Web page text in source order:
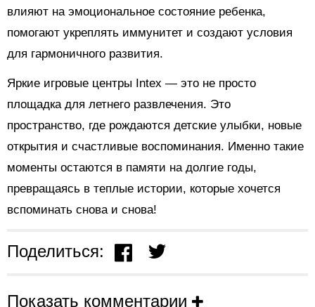
влияют на эмоциональное состояние ребенка,
помогают укреплять иммунитет и создают условия
для гармоничного развития.
Яркие игровые центры Intex — это не просто
площадка для летнего развлечения. Это
пространство, где рождаются детские улыбки, новые
открытия и счастливые воспоминания. Именно такие
моменты остаются в памяти на долгие годы,
превращаясь в теплые истории, которые хочется
вспоминать снова и снова!
Поделиться:
Показать комментарии